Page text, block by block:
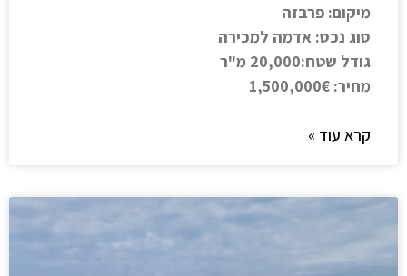
מיקום: פרבזה
סוג נכס: אדמה למכירה
גודל שטח:20,000 מ"ר
מחיר: 1,500,000€
קרא עוד »